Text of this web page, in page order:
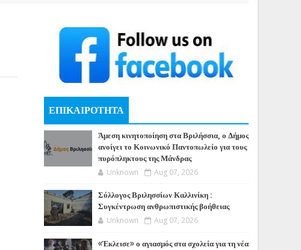
ΕΠΙΚΑΙΡΟΤΗΤΑ
Άμεση κινητοποίηση στα Βριλήσσια, ο Δήμος
ανοίγει το Κοινωνικό Παντοπωλείο για τους
πυρόπληκτους της Μάνδρας
Unknown Aug 07, 2026
Σύλλογος Βριλησσίων Καλλινίκη :
Συγκέντρωση ανθρωπιστικής βοήθειας
Unknown Aug 07, 2026
«Έκλεισε» ο αγιασμός στα σχολεία για τη νέα